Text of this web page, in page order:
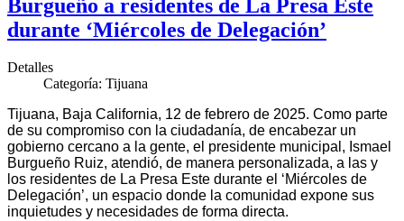
Burgueño a residentes de La Presa Este
durante ‘Miércoles de Delegación’
Detalles
Categoría: Tijuana
Tijuana, Baja California, 12 de febrero de 2025. Como parte
de su compromiso con la ciudadanía, de encabezar un
gobierno cercano a la gente, el presidente municipal, Ismael
Burgueño Ruiz, atendió, de manera personalizada, a las y
los residentes de La Presa Este durante el ‘Miércoles de
Delegación’, un espacio donde la comunidad expone sus
inquietudes y necesidades de forma directa.